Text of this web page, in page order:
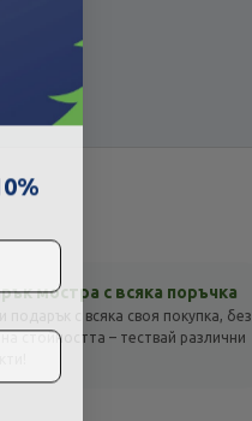
мостра с всяка поръчка
подарък с всяка своя покупка, без
на стойността – тествай различни
друго
по-евтино